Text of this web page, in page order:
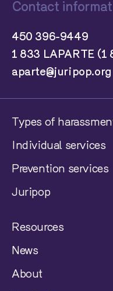
Contact
450 396-9449
1 833 LAPARTE (1
aparte@juripop.org
Types of
Individual services
Prevention services
Juripop
Resources
News
About